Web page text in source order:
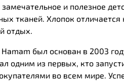
и полезное
тканей. Хлопок
отдых.
был основан в 2003
одним из первых, кто
во всем мире.